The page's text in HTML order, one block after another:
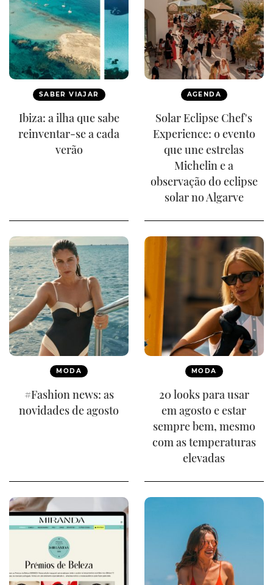
SABER VIAJAR
Ibiza: a ilha que sabe
reinventar-se a cada
verão
AGENDA
Solar Eclipse Chef's
Experience: o evento
que une estrelas
Michelin e a
observação do eclipse
solar no Algarve
MODA
#Fashion news: as
novidades de agosto
MODA
20 looks para usar
em agosto e estar
sempre bem, mesmo
com as temperaturas
elevadas